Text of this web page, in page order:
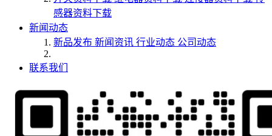
感器资料下载
新闻动态
新品发布 新闻资讯 行业动态 公司动态
联系我们